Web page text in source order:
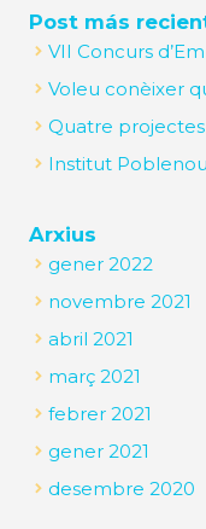
Post más
VII Concurs
Voleu conèixer
Quatre
Institut
Arxius
gener 2022
novembre 2021
abril 2021
març 2021
febrer 2021
gener 2021
desembre 2020